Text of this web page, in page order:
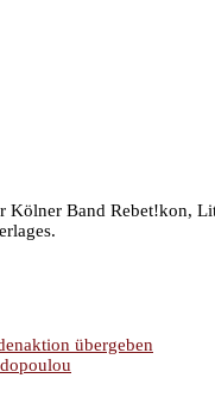
Band Rebet!kon,
übergeben